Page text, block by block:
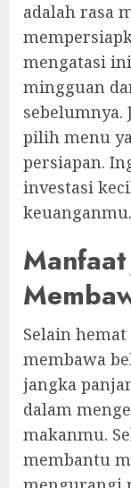
adalah rasa
mengatasi
mingguan
sebelumnya.
pilih menu
persiapan.
investasi
keuanganmu.
Selain
membawa
jangka
dalam
makanmu.
membantu